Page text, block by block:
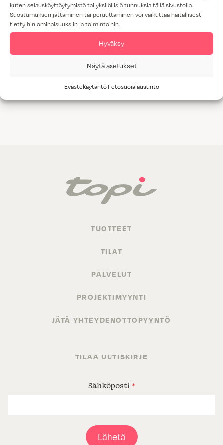
kuten selauskäyttäytymistä tai yksilöllisiä tunnuksia tällä sivustolla.
Suostumuksen jättäminen tai peruuttaminen voi vaikuttaa haitallisesti
tiettyihin ominaisuuksiin ja toimintoihin.
Hyväksy
Näytä asetukset
EvästekäytäntöTietosuojalausunto
TUOTTEET
TILAT
PALVELUT
PROJEKTIMYYNTI
JÄTÄ YHTEYDENOTTOPYYNTÖ
TILAA UUTISKIRJE
Sähköposti *
Lähetä